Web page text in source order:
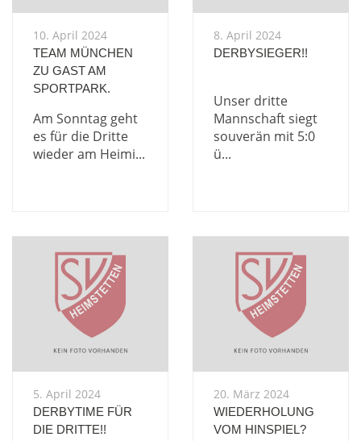
10. April 2024
TEAM MÜNCHEN
ZU GAST AM
SPORTPARK.
Am Sonntag geht
es für die Dritte
wieder am Heimi...
8. April 2024
DERBYSIEGER!!
Unser dritte
Mannschaft siegt
souverän mit 5:0
ü...
5. April 2024
DERBYTIME FÜR
DIE DRITTE!!
20. März 2024
WIEDERHOLUNG
VOM HINSPIEL?